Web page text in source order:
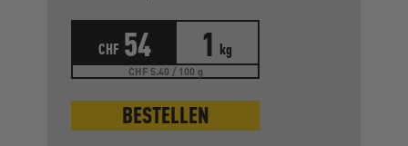
CHF 54 1 kg
CHF 5.40 / 100 g
BESTELLEN